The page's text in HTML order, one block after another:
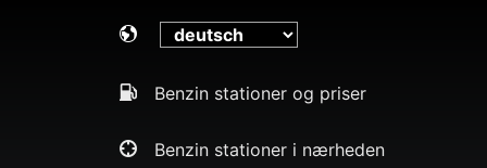
Benzin stationer og priser
Benzin stationer i nærheden